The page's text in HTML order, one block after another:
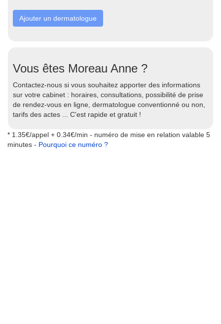
Ajouter un dermatologue
Vous êtes Moreau Anne ?
Contactez-nous si vous souhaitez apporter des informations
sur votre cabinet : horaires, consultations, possibilité de prise
de rendez-vous en ligne, dermatologue conventionné ou non,
tarifs des actes ... C'est rapide et gratuit !
* 1.35€/appel + 0.34€/min - numéro de mise en relation valable 5
minutes - Pourquoi ce numéro ?